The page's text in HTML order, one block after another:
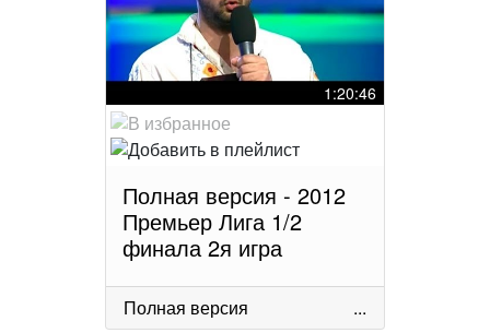
1:20:46
Полная версия - 2012
Премьер Лига 1/2
финала 2я игра
Полная версия ...